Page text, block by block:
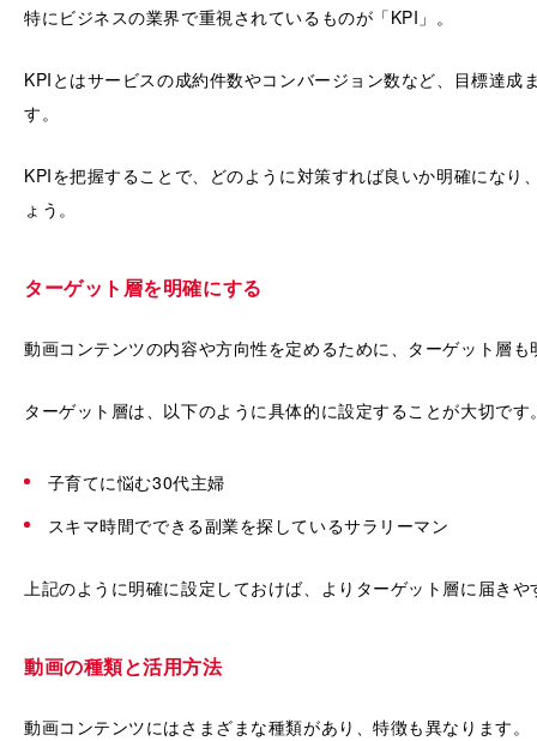
特にビジネスの業界で重視されているものが「KPI」。
KPIとはサービスの成約件数やコンバージョン数など、目標達成
す。
KPIを把握することで、どのように対策すれば良いか明確になり
ょう。
ターゲット層を明確にする
動画コンテンツの内容や方向性を定めるために、ターゲット層
ターゲット層は、以下のように具体的に設定することが大切です
子育てに悩む30代主婦
スキマ時間でできる副業を探しているサラリーマン
上記のように明確に設定しておけば、よりターゲット層に届き
動画の種類と活用方法
動画コンテンツにはさまざまな種類があり、特徴も異なります。